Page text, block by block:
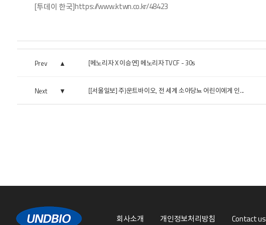
[투데이 한국]https://www.ktwn.co.kr/48423
Prev [메노리자 X 이승연] 메노리자 TVCF - 30s
Next [[서울일보] 주)운트바이오, 전 세계 소아당뇨 어린이에게 인...
회사소개 개인정보처리방침 Contact us